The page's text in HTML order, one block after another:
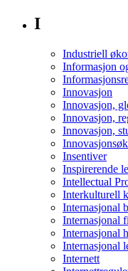
I
Industriell
Informasjon
Innovasjon
Innovasjon,
Innovasjon,
Innovasjon,
Insentiver
Inspirerende
Intellectual
Interkulturell
Internasjonal
Internasjonal
Internasjonal
Internasjonal
Internett